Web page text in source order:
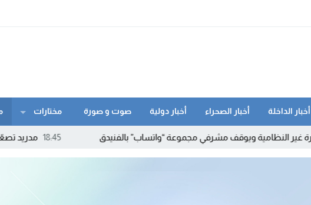
أخبار الداخلة أخبار الصحراء أخبار دولية صوت و صورة مختارات
18:45 مدريد تصعّد ضد روما.. مشرفي مجموعة “واتساب” بالفنيدق